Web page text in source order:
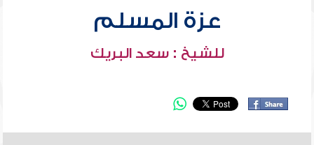
عزة المسلم
للشيخ : سعد البريك